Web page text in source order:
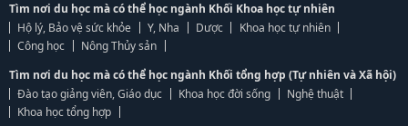
Tìm nơi du học mà có thể học ngành Khối Khoa học tự nhiên
Hộ lý, Bảo vệ sức khỏe
Y, Nha Dược
Khoa học tự nhiên
Công học
Nông Thủy sản
Tìm nơi du học mà có thể học ngành Khối tổng hợp (Tự nhiên và Xã hội)
Đào tạo giảng viên, Giáo dục
Khoa học đời sống
Nghệ thuật
Khoa học tổng hợp